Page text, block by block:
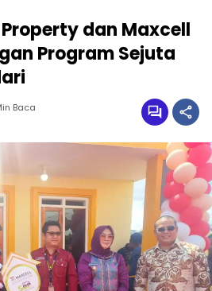
dan Maxcell
Program Sejuta
Baca